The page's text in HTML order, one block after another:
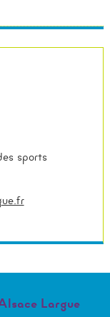
sports
Largue